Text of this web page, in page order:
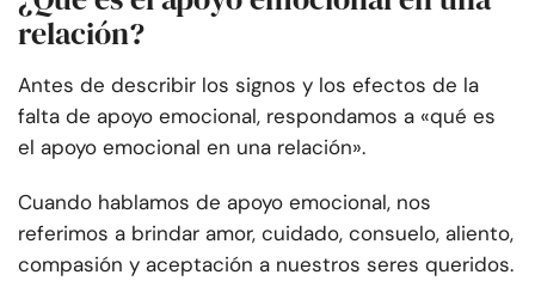
relación?
Antes de describir los signos y los efectos de la
falta de apoyo emocional, respondamos a «qué es
el apoyo emocional en una relación».
Cuando hablamos de apoyo emocional, nos
referimos a brindar amor, cuidado, consuelo, aliento,
compasión y aceptación a nuestros seres queridos.